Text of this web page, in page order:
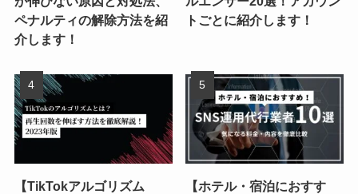
ペナルティの解除方法を紹
介します！
トごとに紹介します！
【TikTokアルゴリズム
【ホテル・宿泊におすす